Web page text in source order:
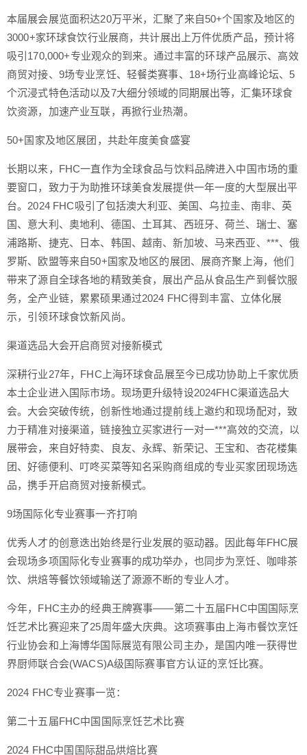
本届展会展览面积达20万平米，汇聚了来自50+个国家及地区的
3000+家环球食饮行业展商，共计展出上万件优质产品，预计将
吸引170,000+专业观众的到来。通过丰富的环球产品展示、高效
商贸对接、9场专业烹饪、轻餐类赛事、18+场行业高峰论坛、5
个沉浸式特色活动以及7大细分领域的同期展出等，汇集环球食
饮资源，加速产业互联，再掀行业热潮。
50+国家及地区展团，共赴年度美食盛宴
长期以来，FHC一直作为全球食品与饮料品牌进入中国市场的重
要窗口，致力于为助推环球美食发展提供一年一度的大型展出平
台。2024 FHC吸引了包括澳大利亚、美国、乌拉圭、南非、英
国、意大利、奥地利、德国、土耳其、西班牙、荷兰、瑞士、塞
浦路斯、捷克、日本、韩国、越南、新加坡、马来西亚、***、俄
罗斯、欧盟等来自50+国家及地区的展团、展商齐聚上海，他们
带来了源自全球各地的精致美食，展出产品从食品生产到餐饮服
务，全产业链，累累硕果通过2024 FHC得到丰富、立体化展
示，引领环球食饮新风尚。
渠道选品大会开启商贸对接新模式
深耕行业27年，FHC上海环球食品展至今已成功协助上千家优质
本土企业进入国际市场。现场更升级特设2024FHC渠道选品大
会。大会突破传统，创新性地通过提前线上邀约和现场配对，致
力于精准对接渠道，链接独立买家进行一对一***高效的交流，以
展带会，来自好特卖、良友、永辉、新荣记、王宝和、杏花楼集
团、好德便利、叮咚买菜等知名采购商组成的专业买家团现场选
品，携手开启商贸对接新模式。
9场国际化专业赛事一齐打响
优秀人才的创意迭出始终是行业发展的驱动器。因此每年FHC展
会现场多项国际化专业赛事的成功举办，也同步为烹饪、咖啡茶
饮、烘焙等餐饮领域输送了源源不断的专业人才。
今年，FHC主办的经典王牌赛事——第二十五届FHC中国国际烹
饪艺术比赛迎来了25周年盛大庆典。这项赛事由上海市餐饮烹饪
行业协会和上海博华国际展览有限公司主办，是国内唯一获得世
界厨师联合会(WACS)A级国际赛事官方认证的烹饪比赛。
2024 FHC专业赛事一览：
第二十五届FHC中国国际烹饪艺术比赛
2024 FHC中国国际甜品烘焙比赛